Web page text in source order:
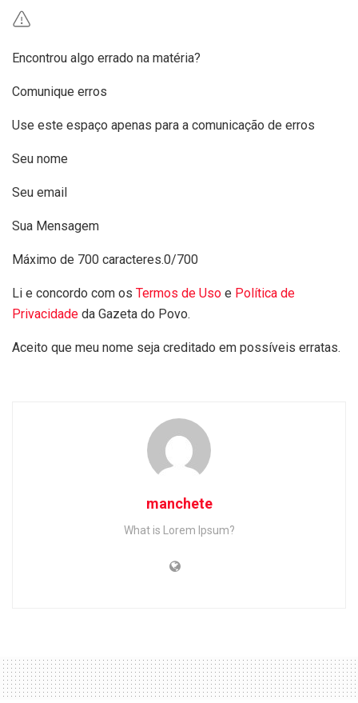
Encontrou algo errado na matéria?
Comunique erros
Use este espaço apenas para a comunicação de erros
Seu nome
Seu email
Sua Mensagem
Máximo de 700 caracteres.0/700
Li e concordo com os Termos de Uso e Política de
Privacidade da Gazeta do Povo.
Aceito que meu nome seja creditado em possíveis erratas.
manchete
What is Lorem Ipsum?